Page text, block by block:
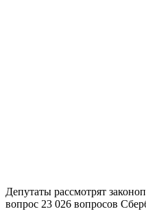
Депутаты рассмотрят
вопрос 23 026 вопросов